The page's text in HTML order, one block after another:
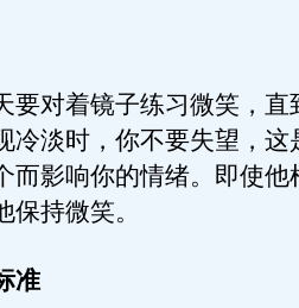
对着镜子练习微笑，直
冷淡时，你不要失望，这
而影响你的情绪。即使他
持微笑。
准